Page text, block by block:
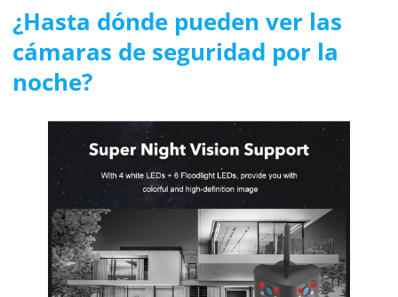
¿Hasta dónde pueden ver las
cámaras de seguridad por la
noche?